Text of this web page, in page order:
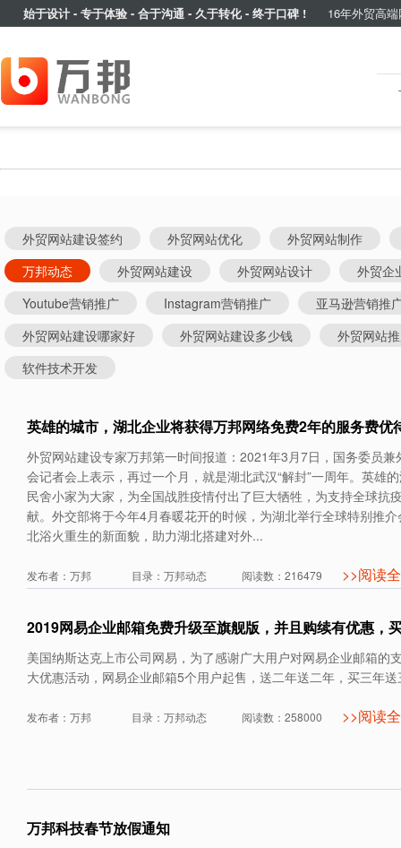
始于设计 - 专于体验 - 合于沟通 - 久于转化 - 终于口碑 !16年外贸高端网
外贸网站建设签约 外贸网站优化
外贸网站制作
万邦动态
外贸网站建设 外贸网站设计
外贸企
Youtube营销推广
Instagram营销推广
亚马逊营销推
外贸网站建设哪家好
外贸网站建设多少钱
外贸网站
软件技术开发
英雄的城市，湖北企业将获得万邦网络免费2年的服务费优
外贸网站建设专家万邦第一时间报道：2021年3月7日，国务委员兼
会记者会上表示，再过一个月，就是湖北武汉“解封”一周年。英雄
民舍小家为大家，为全国战胜疫情付出了巨大牺牲，为支持全球抗
献。外交部将于今年4月春暖花开的时候，为湖北举行全球特别推
北浴火重生的新面貌，助力湖北搭建对外...
发布者：万邦 目录：万邦动态 阅读数：216479 >>阅读
2019网易企业邮箱免费升级至旗舰版，并且购续有优惠，
买三年送三年。
美国纳斯达克上市公司网易，为了感谢广大用户对网易企业邮箱的
大优惠活动，网易企业邮箱5个用户起售，送二年送二年，买三年
发布者：万邦 目录：万邦动态 阅读数：258000 >>阅读
万邦科技春节放假通知